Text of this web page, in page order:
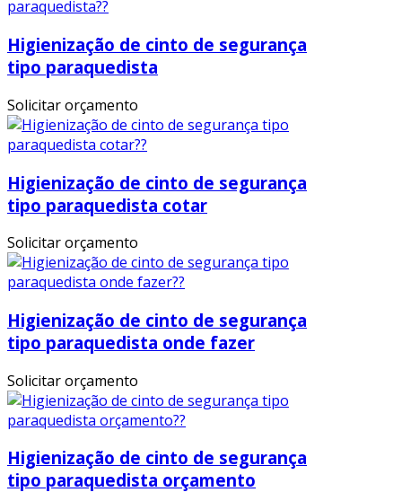
Higienização de cinto de segurança
tipo paraquedista
Solicitar orçamento
Higienização de cinto de segurança
tipo paraquedista cotar
Solicitar orçamento
Higienização de cinto de segurança
tipo paraquedista onde fazer
Solicitar orçamento
Higienização de cinto de segurança
tipo paraquedista orçamento